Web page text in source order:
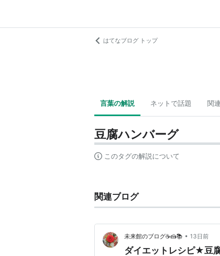
はてなブログ トップ
言葉の解説 ネットで話題 関
豆腐ハンバーグ
このタグの解説について
関連ブログ
未来館のブログ☕🍰📚 • 13日前
ダイエットレシピ★豆